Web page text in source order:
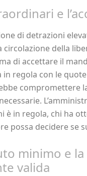
e
di detrazioni
circolazione della
di accettare il
in regola con le
compromettere
è in regola, chi ha
possa decidere
minimo e
valida